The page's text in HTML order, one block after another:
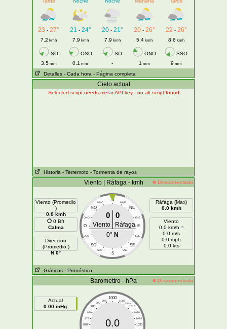
23 - 27° 21 - 24° 20- 21° 20- 26° 22 - 26°
7.2 kmh 7.9 kmh 7.9 kmh 5.4kmh 8.6 kmh
SO OSO SO ONO
SSO
3.5mm 0.1 mm - 1 mm 9 mm
Detalles - Cada hora - Página completa
Cielo actual
Selected script needs metar API-key - no alt script found
Historia - Terremoto - Tormenta de rayos
Viento | Ráfaga - kmh Desconectado
Viento (Promedio
)
0.0 kmh
0 Bft
Calma
Direccion
(Promedio )
N 0°
N
NNO NNE
NO NE
ONO ENE
O E
OSO ESE
SO SE
SSO SSE
S
0 0
Viento
Ráfaga
0° N
Ráfaga (Max)
0.0 kmh
Viento
0.0 km/h =
0.0 m/s
0.0 mph
0.0 kts
Gráficos - Pronóstico
Baromettro - hPa Desconectado
Actual
0.00 inHg
1000
995 1005
990
1010
985
1015
980
1020
975
1025
970
1030
0.0